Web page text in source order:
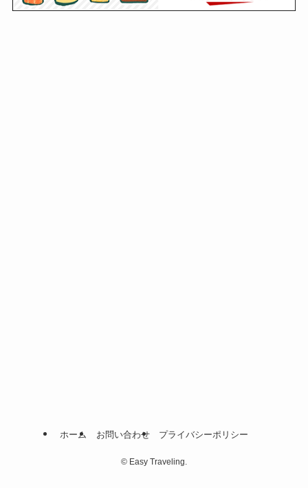
ホーム お問い合わせ プライバシーポリシー
© Easy Traveling.